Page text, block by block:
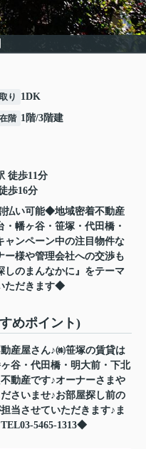
り 1DK
階 1階/3階建
徒歩11分
歩16分
払い可能◆地域密着不動産
幡ヶ谷・笹塚・代田橋・
ャンペーン中の注目物件な
様や管理会社への交渉も
のまんなかに』をテーマ
ただきます◆
めポイント)
産屋さん♪㈱笹塚の賃貸は
谷・代田橋・明大前・下北
動産です♪オーナーさまや
さいませ♪お部屋探し前の
当させていただきます♪ま
5465-1313◆